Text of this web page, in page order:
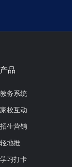
产品
教务系统
家校互动
招生营销
轻地推
学习打卡